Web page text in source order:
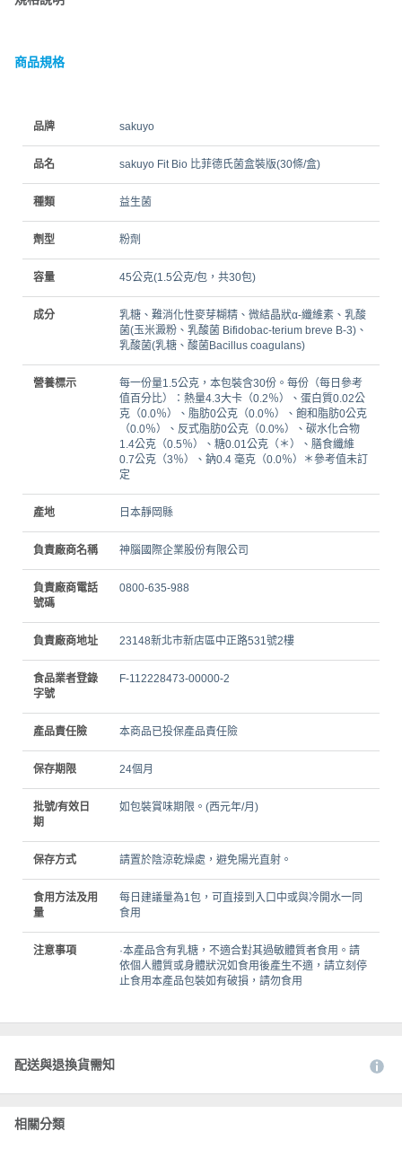
商品規格
品牌 sakuyo
品名 sakuyo Fit Bio 比菲德氏菌盒裝版(30條/盒)
種類 益生菌
劑型 粉劑
容量 45公克(1.5公克/包，共30包)
成分
乳糖、難消化性麥芽糊精、微結晶狀α-纖維素、乳酸
菌(玉米澱粉、乳酸菌 Bifidobac-terium breve B-3)、
乳酸菌(乳糖、酸菌Bacillus coagulans)
營養標示
每一份量1.5公克，本包裝含30份。每份（每日參考
值百分比）：熱量4.3大卡（0.2％）、蛋白質0.02公
克（0.0％）、脂肪0公克（0.0％）、飽和脂肪0公克
（0.0％）、反式脂肪0公克（0.0%）、碳水化合物
1.4公克（0.5％）、糖0.01公克（＊）、膳食纖維
0.7公克（3％）、鈉0.4 毫克（0.0％）＊參考值未訂
定
產地 日本靜岡縣
負責廠商名稱 神腦國際企業股份有限公司
負責廠商電話
號碼
0800-635-988
負責廠商地址 23148新北市新店區中正路531號2樓
食品業者登錄
字號
F-112228473-00000-2
產品責任險 本商品已投保產品責任險
保存期限 24個月
批號/有效日
期
如包裝賞味期限。(西元年/月)
保存方式 請置於陰涼乾燥處，避免陽光直射。
食用方法及用
量
每日建議量為1包，可直接到入口中或與冷開水一同
食用
注意事項
·本產品含有乳糖，不適合對其過敏體質者食用。請
依個人體質或身體狀況如食用後產生不適，請立刻停
止食用本產品包裝如有破損，請勿食用
配送與退換貨需知
相關分類